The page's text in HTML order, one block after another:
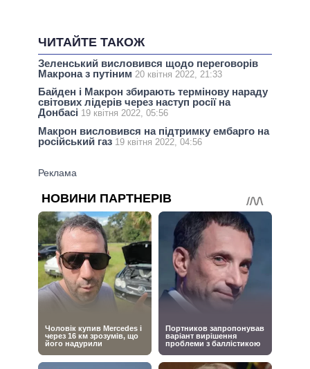
ЧИТАЙТЕ ТАКОЖ
Зеленський висловився щодо переговорів
Макрона з путіним 20 квітня 2022, 21:33
Байден і Макрон збирають термінову нараду
світових лідерів через наступ росії на
Донбасі 19 квітня 2022, 05:56
Макрон висловився на підтримку ембарго на
російський газ 19 квітня 2022, 04:56